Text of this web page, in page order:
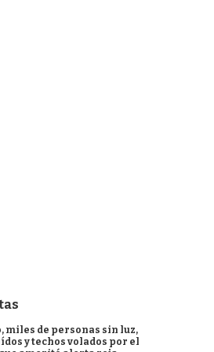
miles de personas sin luz,
y techos volados por el